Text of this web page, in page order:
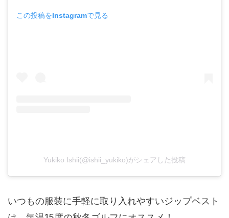
この投稿をInstagramで見る
Yukiko Ishii(@ishii_yukiko)がシェアした投稿
いつもの服装に手軽に取り入れやすいジップベスト